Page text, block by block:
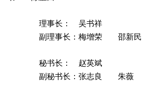
理事长： 吴书祥
副理事长：梅增荣 邵新民
秘书长： 赵英斌
副秘书长：张志良 朱薇